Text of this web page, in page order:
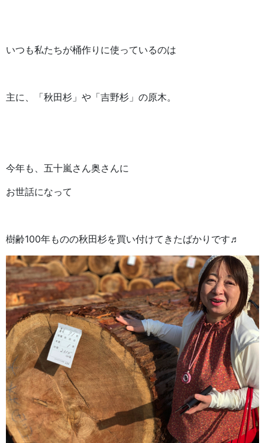
いつも私たちが桶作りに使っているのは
主に、「秋田杉」や「吉野杉」の原木。
今年も、五十嵐さん奥さんに
お世話になって
樹齢100年ものの秋田杉を買い付けてきたばかりです♬